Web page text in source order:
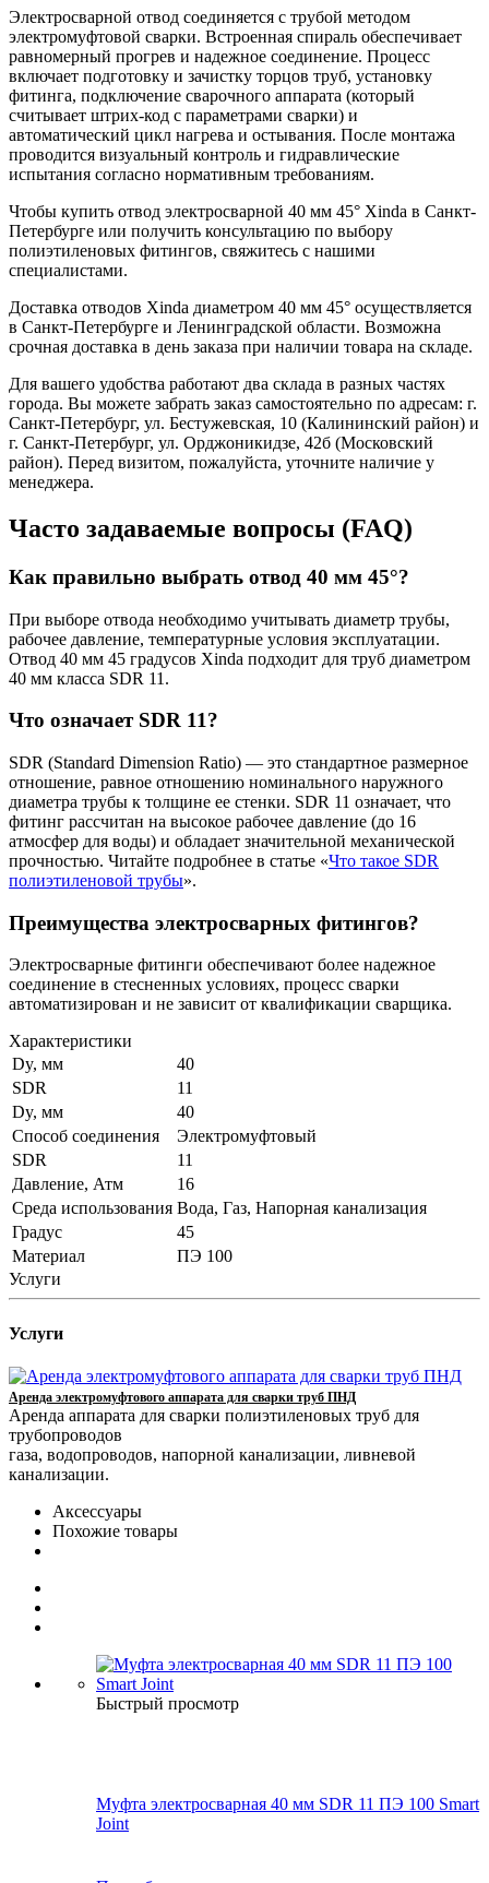
Электросварной отвод соединяется с трубой методом
электромуфтовой сварки. Встроенная спираль обеспечивает
равномерный прогрев и надежное соединение. Процесс
включает подготовку и зачистку торцов труб, установку
фитинга, подключение сварочного аппарата (который
считывает штрих-код с параметрами сварки) и
автоматический цикл нагрева и остывания. После монтажа
проводится визуальный контроль и гидравлические
испытания согласно нормативным требованиям.
Чтобы купить отвод электросварной 40 мм 45° Xinda в Санкт-
Петербурге или получить консультацию по выбору
полиэтиленовых фитингов, свяжитесь с нашими
специалистами.
Доставка отводов Xinda диаметром 40 мм 45° осуществляется
в Санкт-Петербурге и Ленинградской области. Возможна
срочная доставка в день заказа при наличии товара на складе.
Для вашего удобства работают два склада в разных частях
города. Вы можете забрать заказ самостоятельно по адресам: г.
Санкт-Петербург, ул. Бестужевская, 10 (Калининский район) и
г. Санкт-Петербург, ул. Орджоникидзе, 42б (Московский
район). Перед визитом, пожалуйста, уточните наличие у
менеджера.
Часто задаваемые вопросы (FAQ)
Как правильно выбрать отвод 40 мм 45°?
При выборе отвода необходимо учитывать диаметр трубы,
рабочее давление, температурные условия эксплуатации.
Отвод 40 мм 45 градусов Xinda подходит для труб диаметром
40 мм класса SDR 11.
Что означает SDR 11?
SDR (Standard Dimension Ratio) — это стандартное размерное
отношение, равное отношению номинального наружного
диаметра трубы к толщине ее стенки. SDR 11 означает, что
фитинг рассчитан на высокое рабочее давление (до 16
атмосфер для воды) и обладает значительной механической
прочностью. Читайте подробнее в статье «Что такое SDR
полиэтиленовой трубы».
Преимущества электросварных фитингов?
Электросварные фитинги обеспечивают более надежное
соединение в стесненных условиях, процесс сварки
автоматизирован и не зависит от квалификации сварщика.
Характеристики
Dy, мм
40
SDR
11
Dy, мм
40
Способ соединения
Электромуфтовый
SDR
11
Давление, Атм
16
Среда использования Вода, Газ, Напорная канализация
Градус
45
Материал
ПЭ 100
Услуги
Услуги
Аренда электромуфтового аппарата для сварки труб ПНД
Аренда аппарата для сварки полиэтиленовых труб для
трубопроводов
газа, водопроводов, напорной канализации, ливневой
канализации.
Аксессуары
Похожие товары
Быстрый просмотр
Муфта электросварная 40 мм SDR 11 ПЭ 100 Smart
Joint